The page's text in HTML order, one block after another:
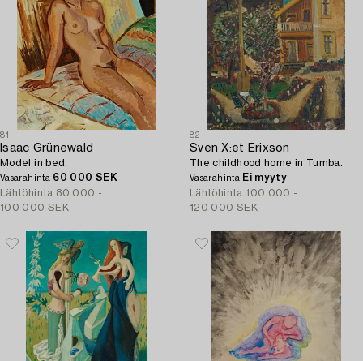
81
Isaac Grünewald
Model in bed.
Vasarahinta 60 000 SEK
Lähtöhinta 80 000 -
100 000 SEK
82
Sven X:et Erixson
The childhood home in Tumba.
Vasarahinta Ei myyty
Lähtöhinta 100 000 -
120 000 SEK